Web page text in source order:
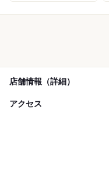
店舗情報（詳細）
アクセス